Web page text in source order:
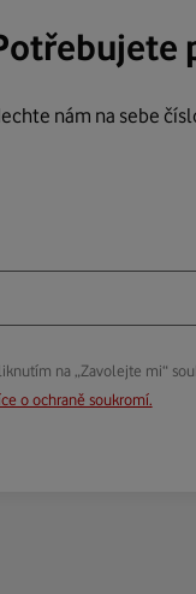
nám na sebe
na „Zavolejte mi“
o ochraně soukromí.